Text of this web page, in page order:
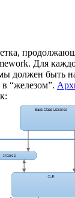
Для
должен быть
“железом”.